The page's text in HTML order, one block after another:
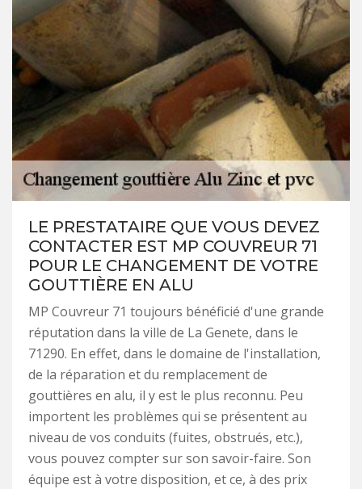
LE PRESTATAIRE QUE VOUS DEVEZ
CONTACTER EST MP COUVREUR 71
POUR LE CHANGEMENT DE VOTRE
GOUTTIÈRE EN ALU
MP Couvreur 71 toujours bénéficié d'une grande
réputation dans la ville de La Genete, dans le
71290. En effet, dans le domaine de l'installation,
de la réparation et du remplacement de
gouttières en alu, il y est le plus reconnu. Peu
importent les problèmes qui se présentent au
niveau de vos conduits (fuites, obstrués, etc.),
vous pouvez compter sur son savoir-faire. Son
équipe est à votre disposition, et ce, à des prix